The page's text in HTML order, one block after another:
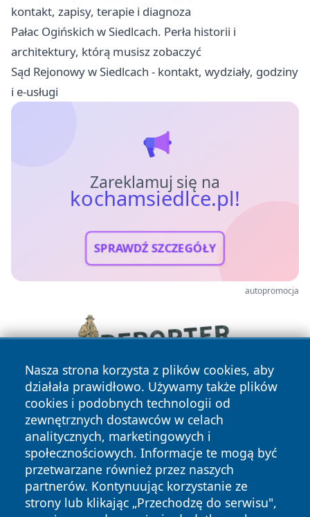
kontakt, zapisy, terapie i diagnoza
Pałac Ogińskich w Siedlcach. Perła historii i
architektury, którą musisz zobaczyć
Sąd Rejonowy w Siedlcach - kontakt, wydziały, godziny
i e-usługi
Zareklamuj się na
kochamsiedlce.pl!
SPRAWDŹ SZCZEGÓŁY
autopromocja
Nasza strona korzysta z plików cookies, aby
działała prawidłowo. Używamy także plików
cookies i podobnych technologii od
zewnętrznych dostawców w celach
analitycznych, marketingowych i
społecznościowych. Informacje te mogą być
przetwarzane również przez naszych
partnerów. Kontynuując korzystanie ze
strony lub klikając „Przechodzę do serwisu",
Copyright © 2026 kochamsiedlce.pl Wszystkie prawa
zastrzeżone.